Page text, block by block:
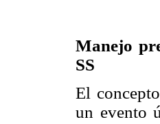
Manejo
SS
El
un evento